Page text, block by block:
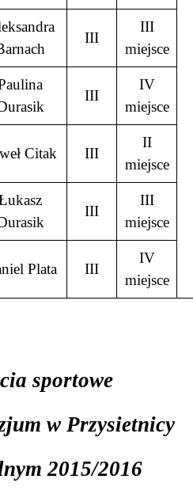
III
III
miejsce
III
IV
miejsce
Citak III
II
miejsce
III
III
miejsce
Plata III
IV
miejsce
sportowe
w Przysietnicy
2015/2016